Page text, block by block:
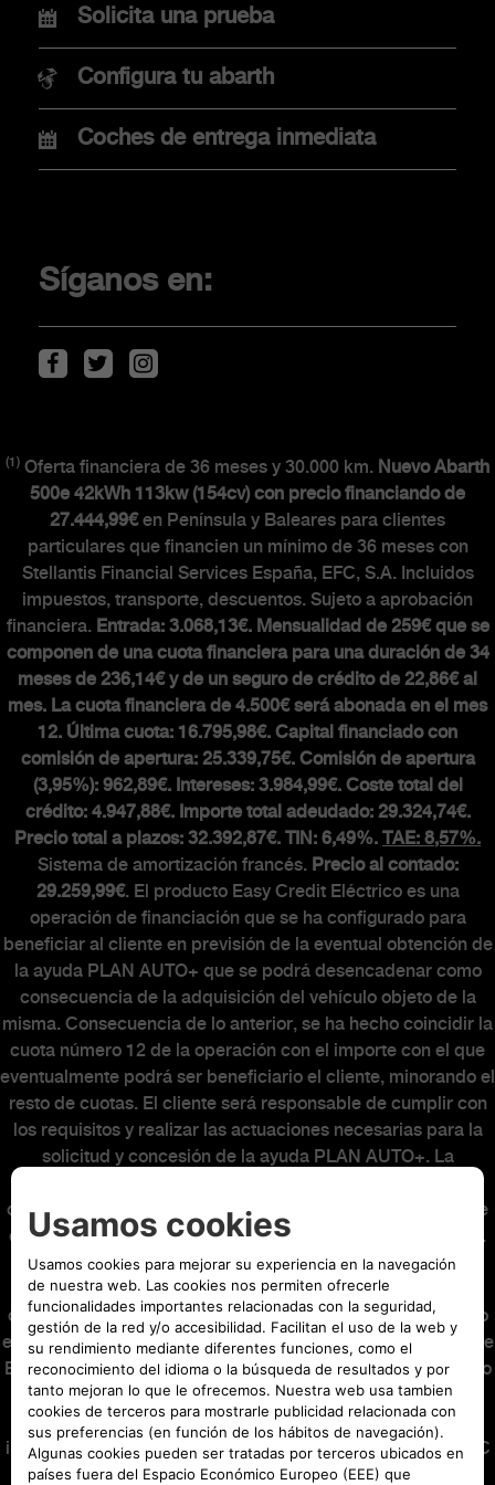
Nuevo Abarth 600e
Nuevo Abarth 500e
COMPRA
Financiación
Localiza tu concesionario
Descarga de Catálogos
CLIENTES
The Scorpionship
Asistencia y recambios
Accesorios
MUNDO ABARTH
Abarth Classiche
Solicita una prueba
Configura tu abarth
Coches de entrega inmediata
Síganos en:
(1) Oferta financiera de 36 meses y 30.000 km. Nuevo Abarth
500e 42kWh 113kw (154cv) con precio financiando de
27.444,99€en Península y Baleares para clientes
particulares que financien un mínimo de 36 meses con
Stellantis Financial Services España, EFC, S.A. Incluidos
impuestos, transporte, descuentos. Sujeto a aprobación
financiera. Entrada: 3.068,13€. Mensualidad de 259€ que se
componen de una cuota financiera para una duración de 34
meses de 236,14€ y de un seguro de crédito de 22,86€ al
mes. La cuota financiera de 4.500€ será abonada en el mes
12. Última cuota: 16.795,98€. Capital financiado con
comisión de apertura: 25.339,75€. Comisión de apertura
(3,95%): 962,89€. Intereses: 3.984,99€. Coste total del
crédito: 4.947,88€. Importe total adeudado: 29.324,74€.
Precio total a plazos: 32.392,87€. TIN: 6,49%. TAE: 8,57%.
Sistema de amortización francés. Precio al contado:
29.259,99€. El producto Easy Credit Eléctrico es una
operación de financiación que se ha configurado para
beneficiar al cliente en previsión de la eventual obtención de
la ayuda PLAN AUTO+ que se podrá desencadenar como
consecuencia de la adquisición del vehículo objeto de la
misma. Consecuencia de lo anterior, se ha hecho coincidir la
cuota número 12 de la operación con el importe con el que
eventualmente podrá ser beneficiario el cliente, minorando el
resto de cuotas. El cliente será responsable de cumplir con
los requisitos y realizar las actuaciones necesarias para la
solicitud y concesión de la ayuda PLAN AUTO+. La
operación financiera. Al final del contrato podrá elegir entre
entregar su vehículo, o abonar o refinanciar la última cuota.
Oferta válida hasta el 31/08/2026. El modelo visualizado
puede no coincidir con el ofertado. Seguro de Crédito
opcional (22,86€ al mes) incluido en las mensualidades y no
en el capital financiado, suscrito con Stellantis Life Insurance
Europe Limited, con el nº de registro C68966 y con domicilio
social en MIB Housse, 53 Abate Rigord Street, Ta’ Xbiex,
XBX1122 Malta, como compañía de seguros, y con la
intermediación de Stellantis Financial Services España, EFC
SA, agente de seguros vinculado inscrito en la Dirección